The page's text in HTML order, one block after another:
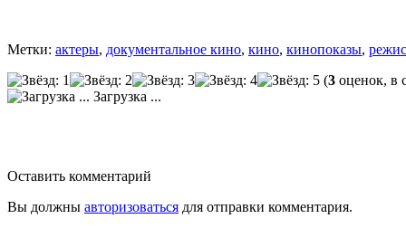
Метки: актеры, документальное кино, кино, кинопоказы,
(3 оценок, в
Загрузка ...
Оставить комментарий
Вы должны авторизоваться для отправки комментария.